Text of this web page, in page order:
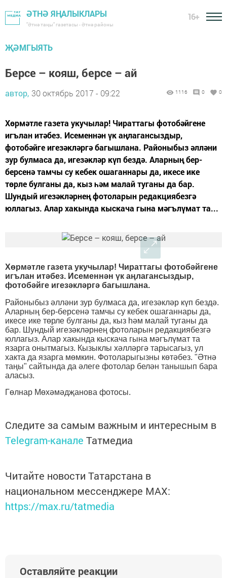
ӘТНӘ ЯҢАЛЫКЛАРЫ
"Әтнә таңы" газетасы - Әтнә районы
16+
ҖӘМГЫЯТЬ
Берсе – кояш, берсе – ай
автор, 30 октябрь 2017 - 09:22 1116 0 0
Хөрмәтле газета укучылар! Чираттагы фотобәйгене
игълан итәбез. Исеменнән үк аңлагансыздыр,
фотобәйге игезәкләргә багышлана. Районыбыз әлләни
зур булмаса да, игезәкләр күп бездә. Аларның бер-
берсенә тамчы су кебек ошаганнары да, икесе ике
төрле булганы да, кыз һәм малай туганы да бар.
Шундый игезәкләрнең фотоларын редакциябезгә
юллагыз. Алар хакында кыскача гына мәгълүмат та...
Хөрмәтле газета укучылар! Чираттагы фотобәйгене
игълан итәбез. Исеменнән үк аңлагансыздыр,
фотобәйге игезәкләргә багышлана.
Районыбыз әлләни зур булмаса да, игезәкләр күп бездә.
Аларның бер-берсенә тамчы су кебек ошаганнары да,
икесе ике төрле булганы да, кыз һәм малай туганы да
бар. Шундый игезәкләрнең фотоларын редакциябезгә
юллагыз. Алар хакында кыскача гына мәгълүмат та
язарга онытмагыз. Кызыклы хәлләргә тарысагыз, ул
хакта да язарга мөмкин. Фотоларыгызны көтәбез. "Әтнә
таңы" сайтында да әлеге фотолар белән танышып бара
аласыз.
Гөлнар Мөхәмәдҗанова фотосы.
Следите за самым важным и интересным в
Telegram-канале Татмедиа
Читайте новости Татарстана в
национальном мессенджере MАХ:
https://max.ru/tatmedia
Оставляйте реакции